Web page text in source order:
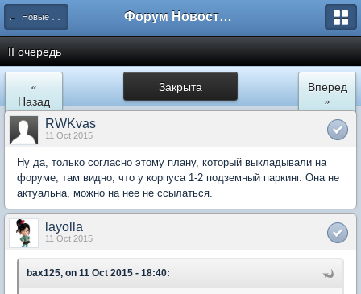
← Новые Водники Форум Новостройки
II очередь
Закрыта
«
Назад
Вперед
»
RWKvas
11 Oct 2015
Ну да, только согласно этому плану, который выкладывали на
форуме, там видно, что у корпуса 1-2 подземный паркинг. Она не
актуальна, можно на нее не ссылаться.
layolla
11 Oct 2015
bax125, on 11 Oct 2015 - 18:40: